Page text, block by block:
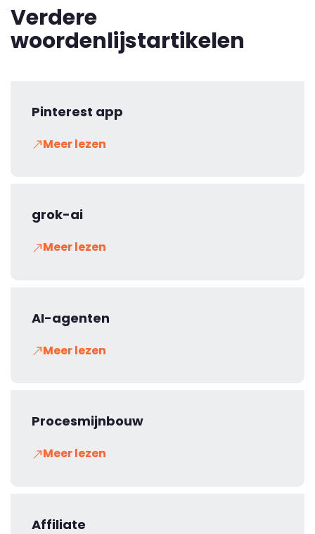
Verdere
woordenlijstartikelen
Pinterest app
Meer lezen
grok-ai
Meer lezen
AI-agenten
Meer lezen
Procesmijnbouw
Meer lezen
Affiliate